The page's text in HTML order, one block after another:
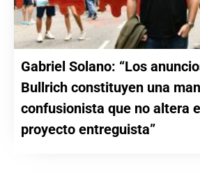
Gabriel Solano: “Los
Bullrich constituyen una
confusionista que no altera
proyecto entreguista”